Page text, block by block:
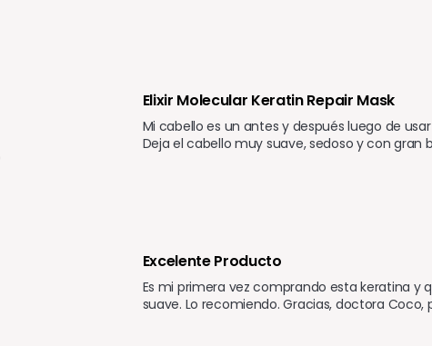
Elixir Molecular Keratin Repair Mask
Mi cabello es un antes y después luego de
Deja el cabello muy suave, sedoso y con gran
Excelente Producto
Es mi primera vez comprando esta keratina y
suave. Lo recomiendo. Gracias, doctora